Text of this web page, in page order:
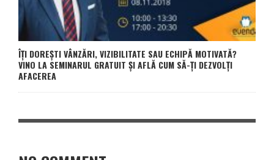
ÎȚI DOREȘTI VÂNZĂRI, VIZIBILITATE SAU ECHIPĂ MOTIVATĂ?
VINO LA SEMINARUL GRATUIT ȘI AFLĂ CUM SĂ-ȚI DEZVOLȚI
AFACEREA